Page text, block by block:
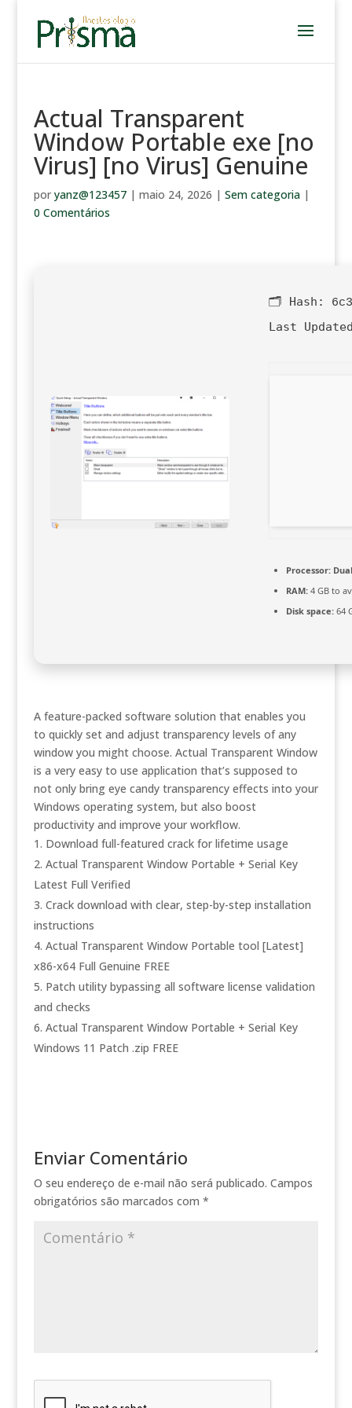
Actual Transparent
Window Portable exe [no
Virus] [no Virus] Genuine
por yanz@123457| maio 24, 2026 | Sem categoria|
0 Comentários
🗂 Hash:
Last
Processor:
RAM:4 GB to
Disk space:64
A feature-packed software solution that enables you
to quickly set and adjust transparency levels of any
window you might choose. Actual Transparent Window
is a very easy to use application that’s supposed to
not only bring eye candy transparency effects into your
Windows operating system, but also boost
productivity and improve your workflow.
Download full-featured crack for lifetime usage
Actual Transparent Window Portable + Serial Key
Latest Full Verified
Crack download with clear, step-by-step installation
instructions
Actual Transparent Window Portable tool [Latest]
x86-x64 Full Genuine FREE
Patch utility bypassing all software license validation
and checks
Actual Transparent Window Portable + Serial Key
Windows 11 Patch .zip FREE
Enviar Comentário
O seu endereço de e-mail não será publicado. Campos
obrigatórios são marcados com *